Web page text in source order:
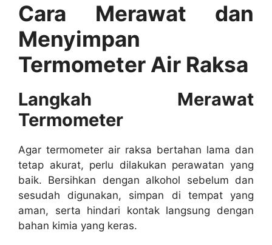
Cara Merawat dan
Menyimpan
Termometer Air Raksa
Langkah Merawat
Termometer
Agar termometer air raksa bertahan lama dan
tetap akurat, perlu dilakukan perawatan yang
baik. Bersihkan dengan alkohol sebelum dan
sesudah digunakan, simpan di tempat yang
aman, serta hindari kontak langsung dengan
bahan kimia yang keras.